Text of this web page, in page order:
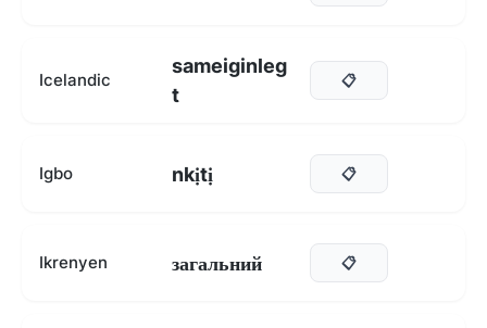
Icelandic
sameiginleg
t
📋
Igbo nkịtị 📋
Ikrenyen загальний 📋